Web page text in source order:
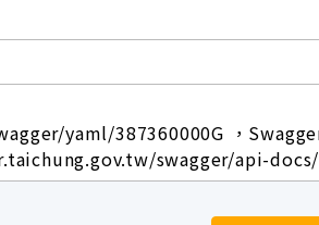
yaml/387360000G ，
swagger/api-docs/